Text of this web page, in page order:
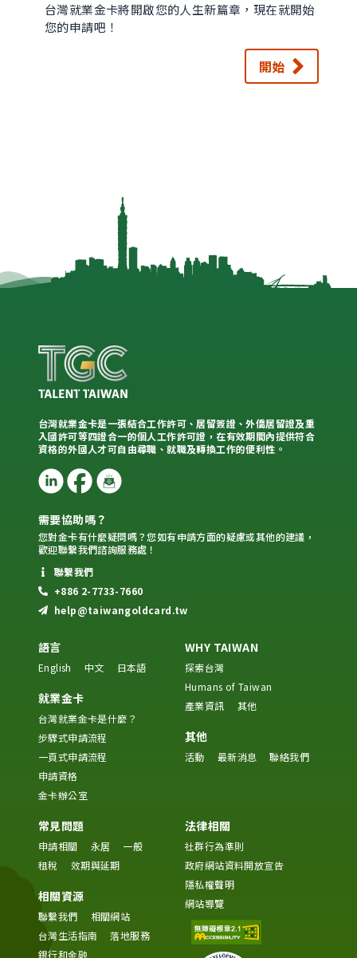
台灣就業金卡將開啟您的人生新篇章，現在就開始
您的申請吧！
開始
台灣就業金卡是一張結合工作許可、居留簽證、外僑居留證及重
入國許可等四證合一的個人工作許可證，在有效期間內提供符合
資格的外國人才可自由尋職、就職及轉換工作的便利性。
需要協助嗎？
您對金卡有什麼疑問嗎？您如有申請方面的疑慮或其他的建議，
歡迎聯繫我們諮詢服務處！
聯繫我們
+886 2-7733-7660
help@taiwangoldcard.tw
語言
English 中文 日本語
就業金卡
台灣就業金卡是什麼？
步驟式申請流程
一頁式申請流程
申請資格
金卡辦公室
WHY TAIWAN
探索台灣
Humans of Taiwan
產業資訊
其他
其他
活動 最新消息 聯絡我們
常見問題
申請相關 永居
一般
租稅
效期與延期
相關資源
聯繫我們
相關網站
台灣生活指南
落地服務
銀行和金融
法律相關
社群行為準則
政府網站資料開放宣告
隱私權聲明
網站導覽